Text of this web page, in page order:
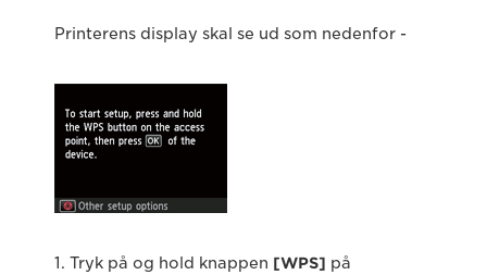
Printerens display skal se ud som nedenfor -
1. Tryk på og hold knappen [WPS] på